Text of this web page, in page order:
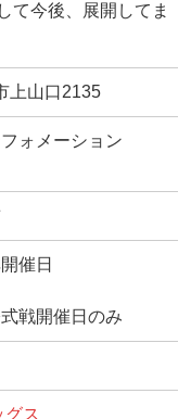
て今後、展開してま
上山口2135
ォメーション
催日
戦開催日のみ
グス